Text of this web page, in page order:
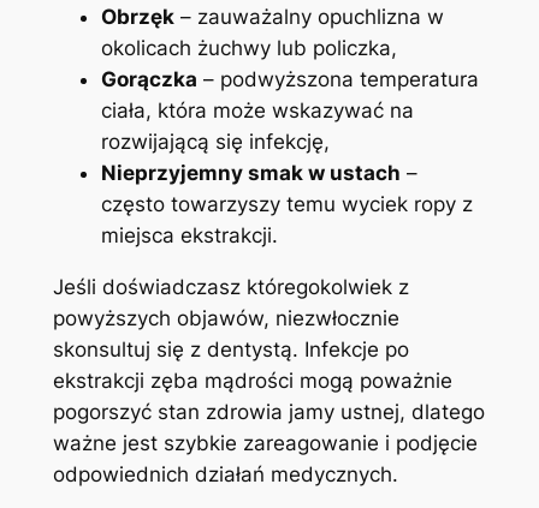
Obrzęk– zauważalny opuchlizna w
okolicach żuchwy lub policzka,
Gorączka – podwyższona temperatura
ciała, która może wskazywać na
rozwijającą się infekcję,
Nieprzyjemny smak w ustach –
często towarzyszy temu wyciek ropy z
miejsca ekstrakcji.
Jeśli doświadczasz któregokolwiek z
powyższych objawów, niezwłocznie
skonsultuj się z dentystą. Infekcje po
ekstrakcji zęba mądrości mogą poważnie
pogorszyć stan zdrowia jamy ustnej, dlatego
ważne jest szybkie zareagowanie i podjęcie
odpowiednich działań medycznych.